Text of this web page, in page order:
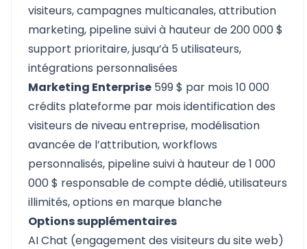
visiteurs, campagnes multicanales, attribution
marketing, pipeline suivi à hauteur de 200 000 $
support prioritaire, jusqu’à 5 utilisateurs,
intégrations personnalisées
Marketing Enterprise 599 $ par mois 10 000
crédits plateforme par mois identification des
visiteurs de niveau entreprise, modélisation
avancée de l’attribution, workflows
personnalisés, pipeline suivi à hauteur de 1 000
000 $ responsable de compte dédié, utilisateurs
illimités, options en marque blanche
Options supplémentaires
AI Chat (engagement des visiteurs du site web)